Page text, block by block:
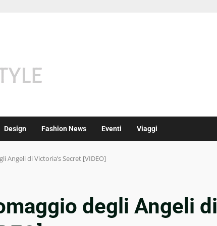
Design Fashion News Eventi Viaggi
Angeli di Victoria’s Secret [VIDEO]
degli Angeli di